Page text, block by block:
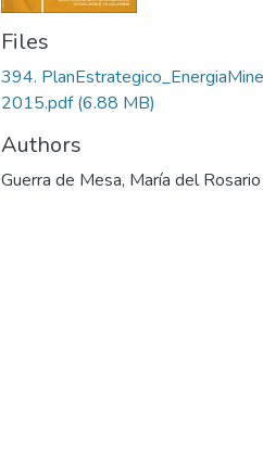
Files
394.
2015.pdf(6.88 MB)
Authors
Guerra de Mesa, María del Rosario